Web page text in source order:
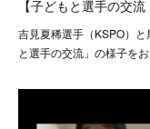
【子どもと選手の交
吉見夏稀選手（KSPO）
と選手の交流」の様子を